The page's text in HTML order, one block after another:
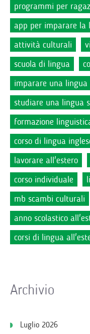
programmi per
app per imparare la
attività culturali
scuola di lingua
imparare una lingua
studiare una lingua
formazione
corso di lingua
lavorare all'estero
corso individuale
mb scambi culturali
anno scolastico
corsi di lingua
Archivio
Luglio 2026